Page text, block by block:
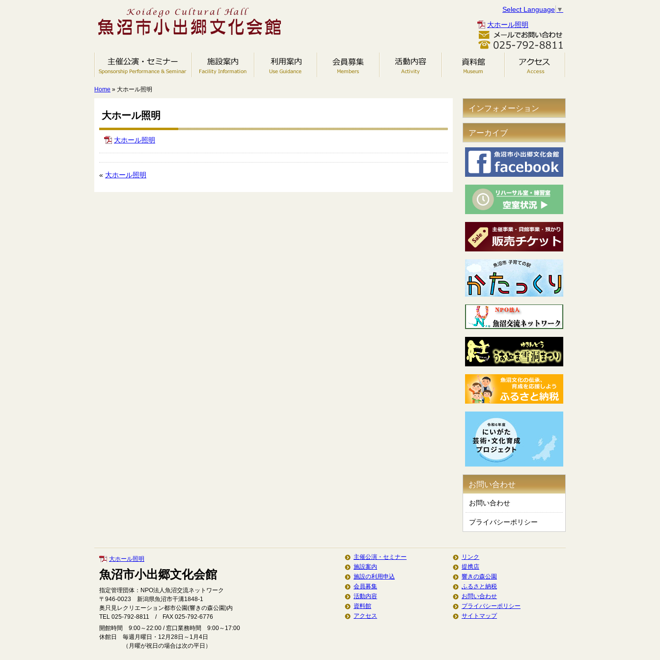
大ホール照明
Select Language ▼
Home » 大ホール照明
大ホール照明
大ホール照明
« 大ホール照明
インフォメーション
アーカイブ
お問い合わせ
お問い合わせ
プライバシーポリシー
大ホール照明
魚沼市小出郷文化会館
指定管理団体：NPO法人魚沼交流ネットワーク
〒946‐0023 新潟県魚沼市干溝1848‐1
奥只見レクリエーション都市公園(響きの森公園)内
TEL 025-792-8811 / FAX 025-792-6776
開館時間 9:00～22:00 / 窓口業務時間 9:00～17:00
休館日 毎週月曜日・12月28日～1月4日
（月曜が祝日の場合は次の平日）
主催公演・セミナー
施設案内
施設の利用申込
会員募集
活動内容
資料館
アクセス
リンク
提携店
響きの森公園
ふるさと納税
お問い合わせ
プライバシーポリシー
サイトマップ